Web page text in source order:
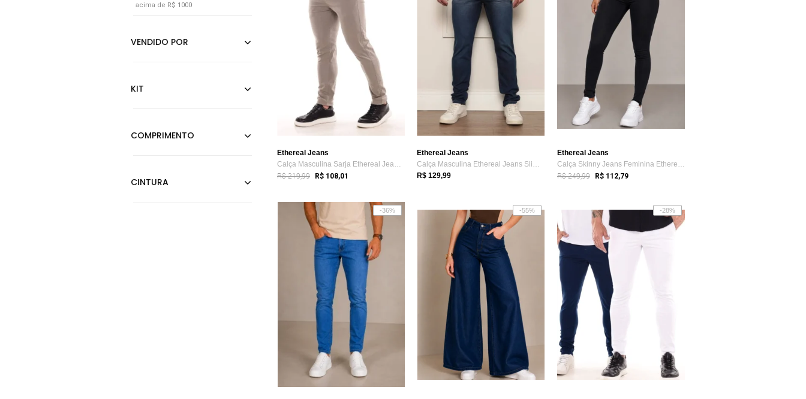
acima de R$ 1000
Ethereal Jeans
Calça Masculina Sarja Ethereal Jeans Ela...
R$ 219,99 R$ 108,01
Ethereal Jeans
Calça Masculina Ethereal Jeans Slim Com ...
R$ 129,99
Ethereal Jeans
Calça Skinny Jeans Feminina Ethereal Cin...
R$ 249,99 R$ 112,79
-36% -55% -28%